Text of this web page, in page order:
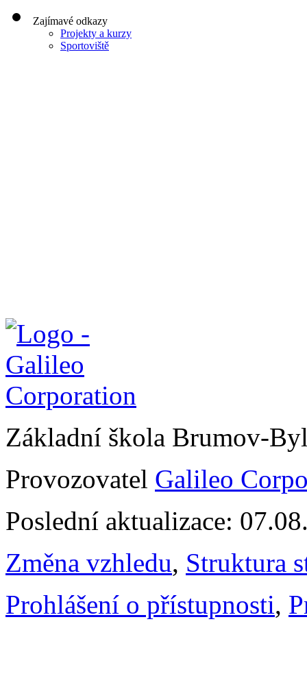
Zajímavé odkazy
Projekty a kurzy
Sportoviště
Základní škola Brumov-
Provozovatel Galileo
Poslední aktualizace:
Změna vzhledu, Struktura
Prohlášení o přístupnosti,